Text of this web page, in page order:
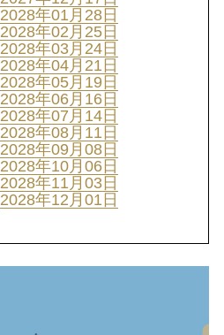
2028年01月28日
2028年02月25日
2028年03月24日
2028年04月21日
2028年05月19日
2028年06月16日
2028年07月14日
2028年08月11日
2028年09月08日
2028年10月06日
2028年11月03日
2028年12月01日